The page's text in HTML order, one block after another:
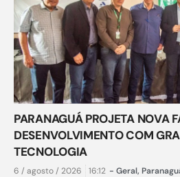
PARANAGUÁ PROJETA NOVA
DESENVOLVIMENTO COM
TECNOLOGIA
6 / agosto / 2026 16:12 - Geral,